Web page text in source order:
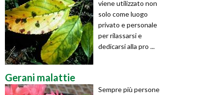
viene utilizzato non
solo come luogo
privato e personale
per rilassarsi e
dedicarsi alla pro ...
Gerani malattie
Sempre più persone